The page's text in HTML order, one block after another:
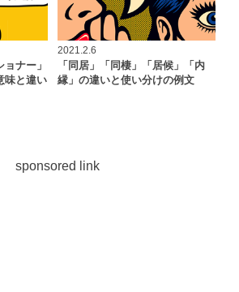
ョナー」
味と違い
2021.2.6
「同居」「同棲」「居候」「内
縁」の違いと使い分けの例文
sponsored link